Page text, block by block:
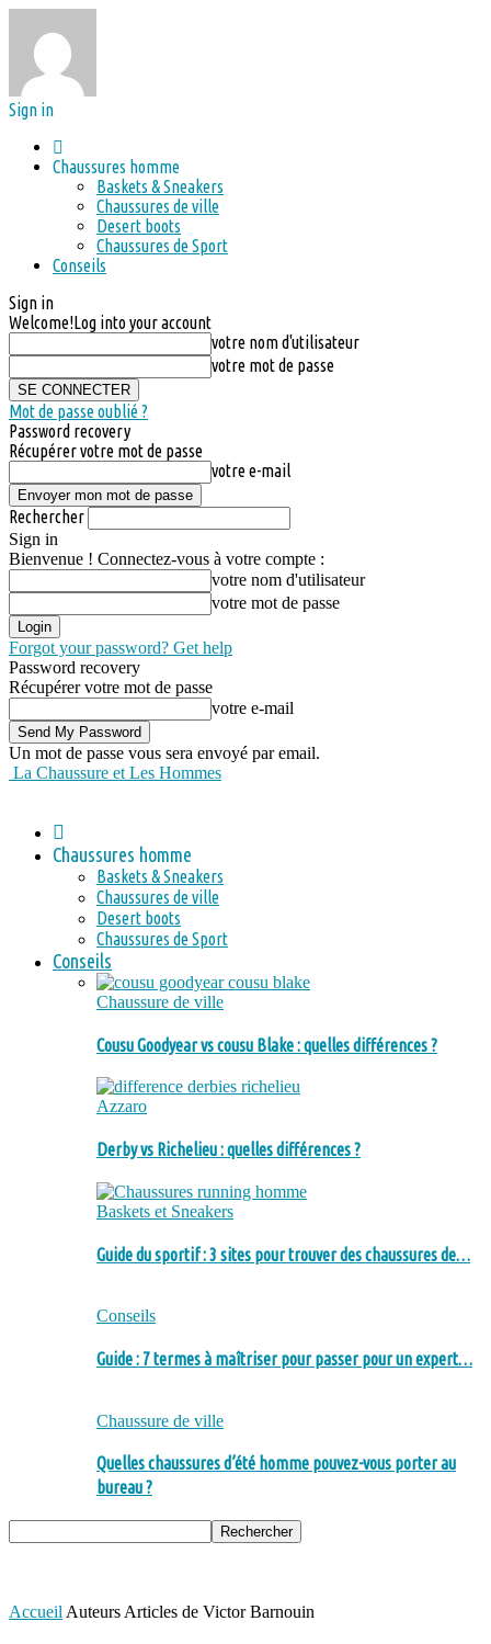
Sign in
Chaussures homme
Baskets & Sneakers
Chaussures de ville
Desert boots
Chaussures de Sport
Conseils
Sign in
Welcome!Log into your account
votre nom d'utilisateur
votre mot de passe
Mot de passe oublié ?
Password recovery
Récupérer votre mot de passe
votre e-mail
Rechercher
Sign in
Bienvenue ! Connectez-vous à votre compte :
votre nom d'utilisateur
votre mot de passe
Forgot your password? Get help
Password recovery
Récupérer votre mot de passe
votre e-mail
Un mot de passe vous sera envoyé par email.
La Chaussure et Les Hommes
Chaussures homme
Baskets & Sneakers
Chaussures de ville
Desert boots
Chaussures de Sport
Conseils
Chaussure de ville
Cousu Goodyear vs cousu Blake : quelles différences ?
Azzaro
Derby vs Richelieu : quelles différences ?
Baskets et Sneakers
Guide du sportif : 3 sites pour trouver des chaussures de…
Conseils
Guide : 7 termes à maîtriser pour passer pour un expert…
Chaussure de ville
Quelles chaussures d’été homme pouvez-vous porter au
bureau ?
Accueil Auteurs Articles de Victor Barnouin